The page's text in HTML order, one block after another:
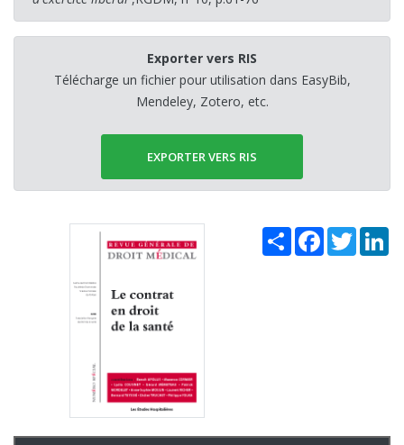
Exporter vers RIS
Télécharge un fichier pour utilisation dans EasyBib,
Mendeley, Zotero, etc.
EXPORTER VERS RIS
Share Facebook
Twitter